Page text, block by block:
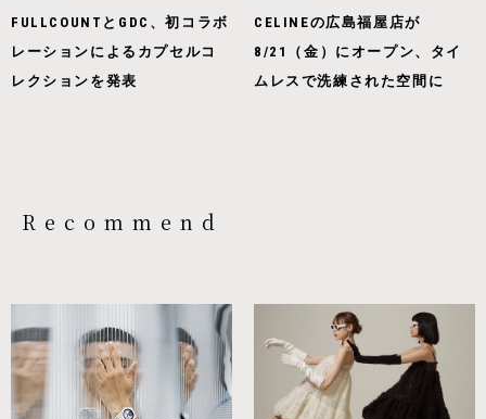
FULLCOUNTとGDC、初コラボ
レーションによるカプセルコ
レクションを発表
CELINEの広島福屋店が
8/21（金）にオープン、タイ
ムレスで洗練された空間に
Recommend